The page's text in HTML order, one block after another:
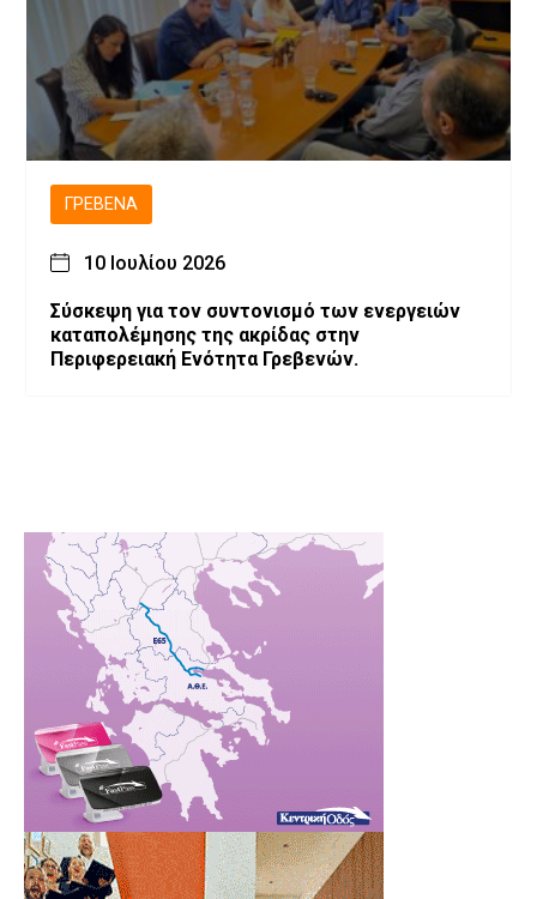
ΓΡΕΒΕΝΆ
10 Ιουλίου 2026
Σύσκεψη για τον συντονισμό των ενεργειών
καταπολέμησης της ακρίδας στην
Περιφερειακή Ενότητα Γρεβενών.